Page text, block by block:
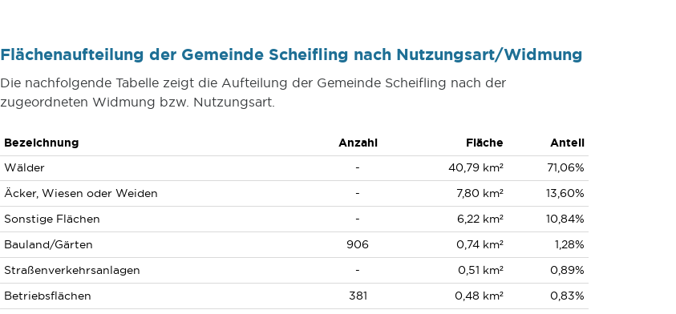
Flächenaufteilung der Gemeinde Scheifling nach Nutzungsart/Widmung
Die nachfolgende Tabelle zeigt die Aufteilung der Gemeinde Scheifling nach der
zugeordneten Widmung bzw. Nutzungsart.
Bezeichnung Anzahl Fläche
Anteil
Wälder
- 40,79 km²
71,06%
Äcker, Wiesen oder Weiden
- 7,80 km²
13,60%
Sonstige Flächen
- 6,22 km²
10,84%
Bauland/Gärten
906 0,74 km²
1,28%
Straßenverkehrsanlagen
- 0,51 km²
0,89%
Betriebsflächen
381 0,48 km²
0,83%